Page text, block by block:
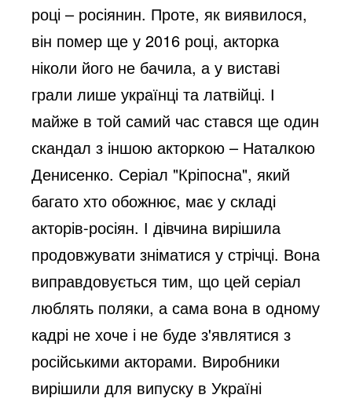
році – росіянин. Проте, як виявилося,
він помер ще у 2016 році, акторка
ніколи його не бачила, а у виставі
грали лише українці та латвійці. І
майже в той самий час стався ще один
скандал з іншою акторкою – Наталкою
Денисенко. Серіал "Кріпосна", який
багато хто обожнює, має у складі
акторів-росіян. І дівчина вирішила
продовжувати зніматися у стрічці. Вона
виправдовується тим, що цей серіал
люблять поляки, а сама вона в одному
кадрі не хоче і не буде з'являтися з
російськими акторами. Виробники
вирішили для випуску в Україні